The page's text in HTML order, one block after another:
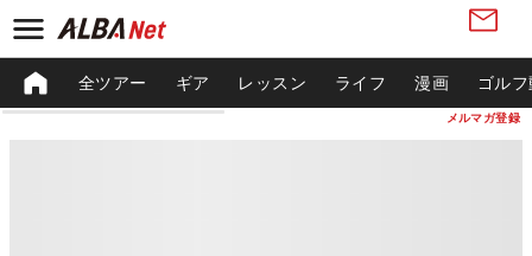
メルマガ登録
全ツアー ギア レッスン ライフ 漫画 ゴル